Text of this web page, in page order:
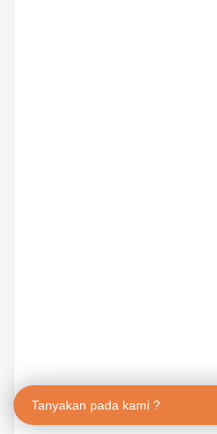
Tanyakan pada kami ?